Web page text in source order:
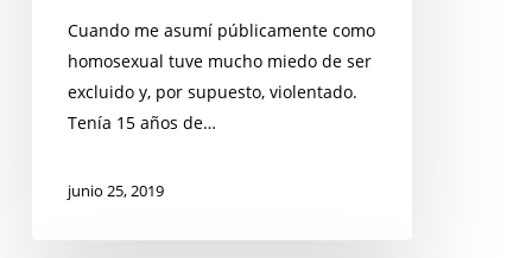
Cuando me asumí públicamente como
homosexual tuve mucho miedo de ser
excluido y, por supuesto, violentado.
Tenía 15 años de…
junio 25, 2019